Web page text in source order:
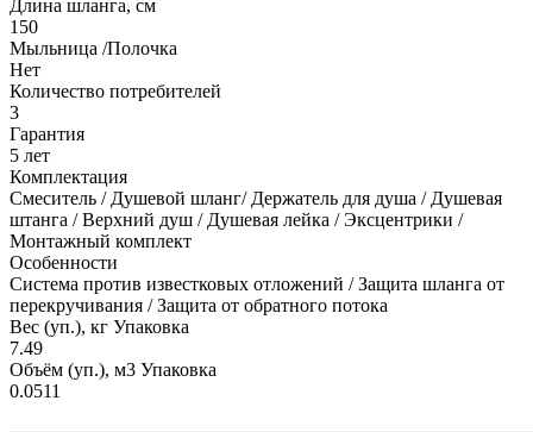
Длина шланга, см
150
Мыльница /Полочка
Нет
Количество потребителей
3
Гарантия
5 лет
Комплектация
Смеситель / Душевой шланг/ Держатель для душа / Душевая
штанга / Верхний душ / Душевая лейка / Эксцентрики /
Монтажный комплект
Особенности
Система против известковых отложений / Защита шланга от
перекручивания / Защита от обратного потока
Вес (уп.), кг Упаковка
7.49
Объём (уп.), м3 Упаковка
0.0511